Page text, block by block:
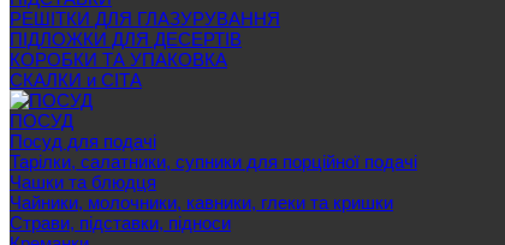
РЕШІТКИ ДЛЯ ГЛАЗУРУВАННЯ
ПІДЛОЖКИ ДЛЯ ДЕСЕРТІВ
КОРОБКИ ТА УПАКОВКА
СКАЛКИ и СІТА
ПОСУД
Посуд для подачі
Тарілки, салатники, супники для порційної подачі
Чашки та блюдця
Чайники, молочники, кавники, глеки та кришки
Страви, підставки, підноси